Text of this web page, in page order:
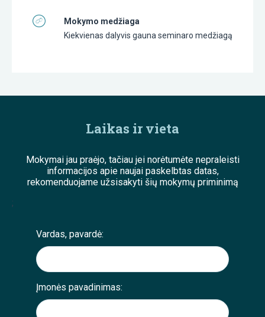
Mokymo medžiaga
Kiekvienas dalyvis gauna seminaro medžiagą
Laikas ir vieta
Mokymai jau praėjo, tačiau jei norėtumėte nepraleisti
informacijos apie naujai paskelbtas datas,
rekomenduojame užsisakyti šių mokymų priminimą
;
Vardas, pavardė:
Įmonės pavadinimas: